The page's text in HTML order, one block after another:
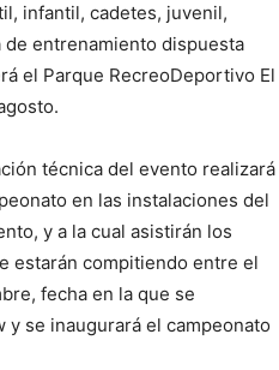
infantil, cadetes, juvenil,
entrenamiento dispuesta
el Parque RecreoDeportivo El
técnica del evento realizará
en las instalaciones del
y a la cual asistirán los
estarán compitiendo entre el
fecha en la que se
y se inaugurará el campeonato